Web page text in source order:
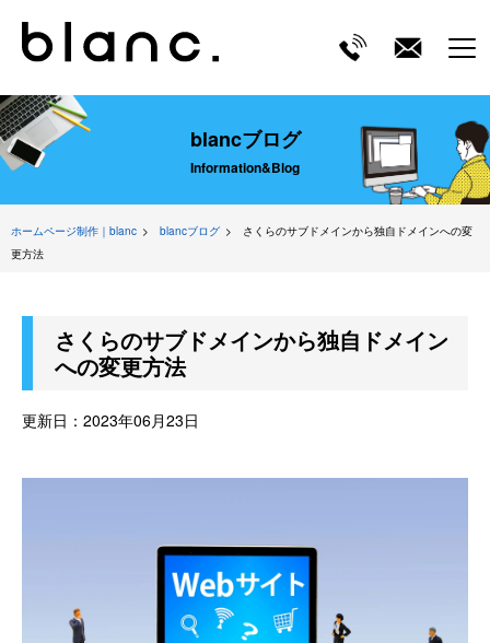
blancブログ
Information&Blog
ホームページ制作｜blanc blancブログ
さくらのサブドメインから独自ドメインへの変
更方法
さくらのサブドメインから独自ドメイン
への変更方法
更新日： 2023年06月23日